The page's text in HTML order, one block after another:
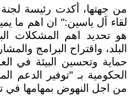
من جهتها، أكدت رئيسة لجنة
لقاء اَل ياسين:" ان اهم ما
هو تحديد اهم المشكلات
البلد، واقتراح البرامج
حماية وتحسين البيئة في
الحكومية بـ "توفير الدعم
من اجل النهوض بمهامها في